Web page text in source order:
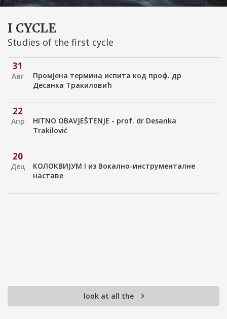
I CYCLE
Studies of the first cycle
31
Авг
Промјена термина испита код проф. др
Десанка Тракиловић
22
Апр
HITNO OBAVJEŠTENJE - prof. dr Desanka
Trakilović
20
Дец
КОЛОКВИЈУМ I из Вокално-инструменталне
наставе
look at all the